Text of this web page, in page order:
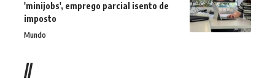
'minijobs', emprego parcial isento de
imposto
Mundo
//